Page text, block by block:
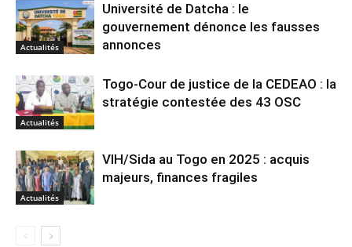
Actualités
Université de Datcha : le
gouvernement dénonce les fausses
annonces
Actualités
Togo-Cour de justice de la CEDEAO : la
stratégie contestée des 43 OSC
Actualités
VIH/Sida au Togo en 2025 : acquis
majeurs, finances fragiles